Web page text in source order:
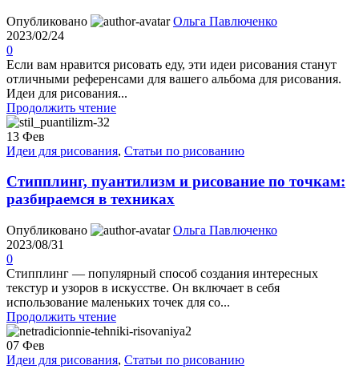
Опубликовано
Ольга Павлюченко
2023/02/24
0
Если вам нравится рисовать еду, эти идеи рисования станут
отличными референсами для вашего альбома для рисования.
Идеи для рисования...
Продолжить чтение
13 Фев
Идеи для рисования, Статьи по рисованию
Стипплинг, пуантилизм и рисование по точкам:
разбираемся в техниках
Опубликовано
Ольга Павлюченко
2023/08/31
0
Стипплинг — популярный способ создания интересных
текстур и узоров в искусстве. Он включает в себя
использование маленьких точек для со...
Продолжить чтение
07 Фев
Идеи для рисования, Статьи по рисованию